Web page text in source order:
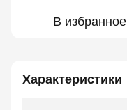
В избранное
Характеристики